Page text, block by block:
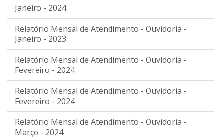
Janeiro - 2024
Relatório Mensal de Atendimento - Ouvidoria -
Janeiro - 2023
Relatório Mensal de Atendimento - Ouvidoria -
Fevereiro - 2024
Relatório Mensal de Atendimento - Ouvidoria -
Fevereiro - 2024
Relatório Mensal de Atendimento - Ouvidoria -
Março - 2024